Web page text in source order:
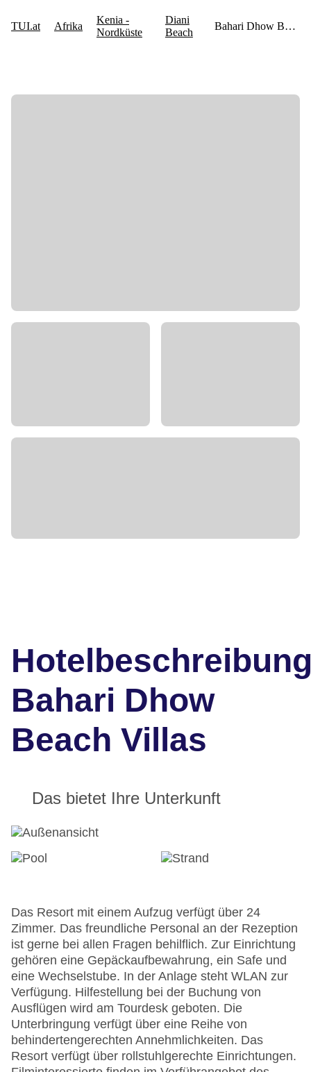
Bahari Dhow
Beach Villas
Das bietet Ihre Unterkunft
Das Resort mit einem Aufzug verfügt über 24
Zimmer. Das freundliche Personal an der Rezeption
ist gerne bei allen Fragen behilflich. Zur Einrichtung
gehören eine Gepäckaufbewahrung, ein Safe und
eine Wechselstube. In der Anlage steht WLAN zur
Verfügung. Hilfestellung bei der Buchung von
Ausflügen wird am Tourdesk geboten. Die
Unterbringung verfügt über eine Reihe von
behindertengerechten Annehmlichkeiten. Das
Resort verfügt über rollstuhlgerechte Einrichtungen.